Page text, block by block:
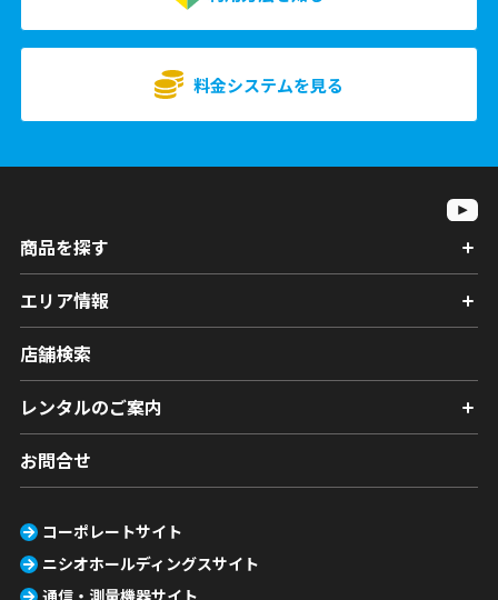
料金システムを見る
商品を探す
エリア情報
店舗検索
レンタルのご案内
お問合せ
コーポレートサイト
ニシオホールディングスサイト
通信・測量機器サイト